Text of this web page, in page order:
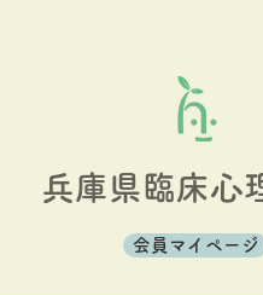
兵庫県臨床心
会員マイページ